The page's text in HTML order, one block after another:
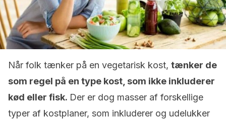
Når folk tænker på en vegetarisk kost, tænker de
som regel på en type kost, som ikke inkluderer
kød eller fisk. Der er dog masser af forskellige
typer af kostplaner, som inkluderer og udelukker